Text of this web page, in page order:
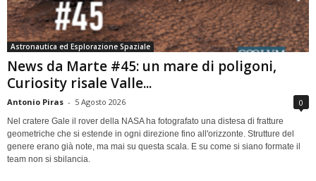
Astronautica ed Esplorazione Spaziale
News da Marte #45: un mare di poligoni,
Curiosity risale Valle...
Antonio Piras - 5 Agosto 2026 0
Nel cratere Gale il rover della NASA ha fotografato una distesa di fratture
geometriche che si estende in ogni direzione fino all'orizzonte. Strutture del
genere erano già note, ma mai su questa scala. E su come si siano formate il
team non si sbilancia.